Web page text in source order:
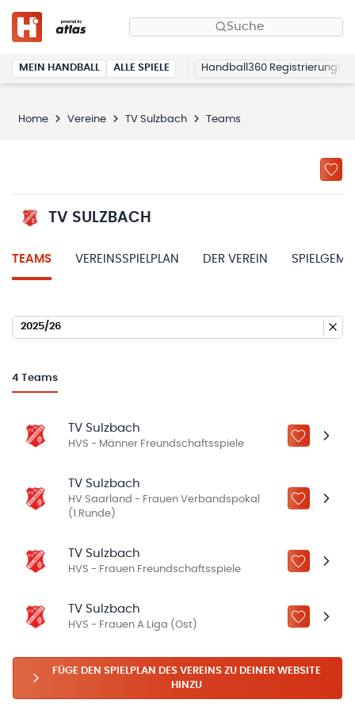
Suche
MEIN HANDBALL ALLE SPIELE Handball360 Registrierung
Home Vereine TV Sulzbach Teams
TV SULZBACH
TEAMS VEREINSSPIELPLAN DER VEREIN
2025/26
4 Teams
TV Sulzbach
HVS - Männer Freundschaftsspiele ZU „MEINE
TV Sulzbach
HV Saarland - Frauen Verbandspokal
(1.Runde)
ZU „MEINE
TV Sulzbach
HVS - Frauen Freundschaftsspiele ZU „MEINE
TV Sulzbach
HVS - Frauen A Liga (Ost) ZU „MEINE
FÜGE DEN SPIELPLAN DES VEREINS ZU DEINER WEBSITE
HINZU